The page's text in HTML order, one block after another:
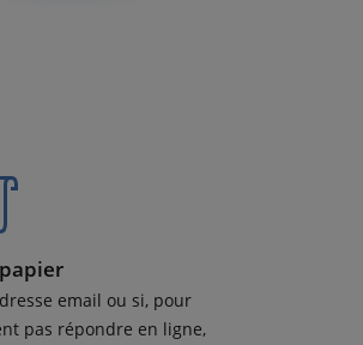
email ou si, pour
pas répondre en ligne,